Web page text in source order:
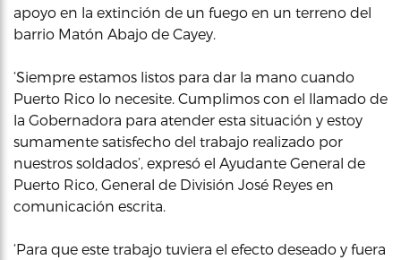
apoyo en la extinción de un fuego en un terreno del
barrio Matón Abajo de Cayey.
‘Siempre estamos listos para dar la mano cuando
Puerto Rico lo necesite. Cumplimos con el llamado de
la Gobernadora para atender esta situación y estoy
sumamente satisfecho del trabajo realizado por
nuestros soldados’, expresó el Ayudante General de
Puerto Rico, General de División José Reyes en
comunicación escrita.
‘Para que este trabajo tuviera el efecto deseado y fuera